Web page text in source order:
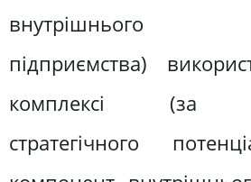
внутрішнього
підприємства)
комплексі (за
стратегічного